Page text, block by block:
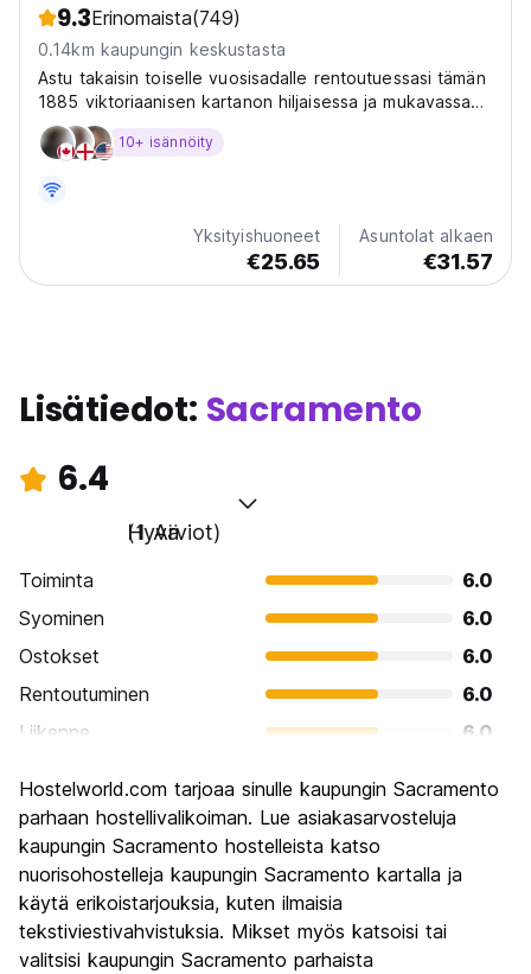
9.3Erinomaista(749)
0.14km kaupungin keskustasta
Astu takaisin toiselle vuosisadalle rentoutuessasi tämän
1885 viktoriaanisen kartanon hiljaisessa ja mukavassa
eleganssissa Kalifornian pääkaupungin sydämessä.
10+ isännöity
Yksityishuoneet
€25.65
Asuntolat alkaen
€31.57
Lisätiedot: Sacramento
6.4
Hyvä
(1 Arviot)
Toiminta
6.0
Syominen
6.0
Ostokset
6.0
Rentoutuminen
6.0
Liikenne
6.0
Kulttuuri
Yöelämä
Rahanarvoinen
Hostelworld.com tarjoaa sinulle kaupungin Sacramento
parhaan hostellivalikoiman. Lue asiakasarvosteluja
kaupungin Sacramento hostelleista katso
nuorisohostelleja kaupungin Sacramento kartalla ja
käytä erikoistarjouksia, kuten ilmaisia
tekstiviestivahvistuksia. Mikset myös katsoisi tai
valitsisi kaupungin Sacramento parhaista